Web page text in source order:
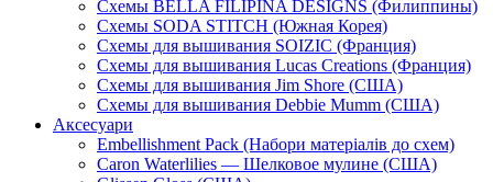
Схемы BELLA FILIPINA DESIGNS (Филиппины)
Схемы SODA STITCH (Южная Корея)
Схемы для вышивания SOIZIC (Франция)
Схемы для вышивания Lucas Creations (Франция)
Схемы для вышивания Jim Shore (США)
Схемы для вышивания Debbie Mumm (США)
Аксесуари
Embellishment Pack (Набори матеріалів до схем)
Caron Waterlilies — Шелковое мулине (США)